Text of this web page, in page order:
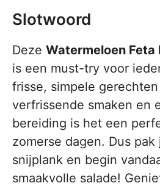
Slotwoord
Deze Watermeloen Feta
is een must-try voor
frisse, simpele
verfrissende smaken en
bereiding is het een
zomerse dagen. Dus pak
snijplank en begin
smaakvolle salade!